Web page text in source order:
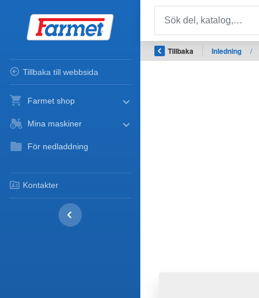
Tillbaka till webbsida
Farmet shop
Mina maskiner
För nedladdning
Kontakter
Tillbaka Inledning /